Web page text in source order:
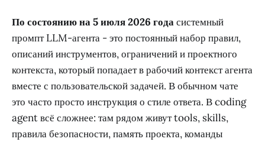
По состоянию на 5 июля 2026 годасистемный
промпт LLM-агента - это постоянный набор правил,
описаний инструментов, ограничений и проектного
контекста, который попадает в рабочий контекст агента
вместе с пользовательской задачей. В обычном чате
это часто просто инструкция о стиле ответа. В coding
agent всё сложнее: там рядом живут tools, skills,
правила безопасности, память проекта, команды